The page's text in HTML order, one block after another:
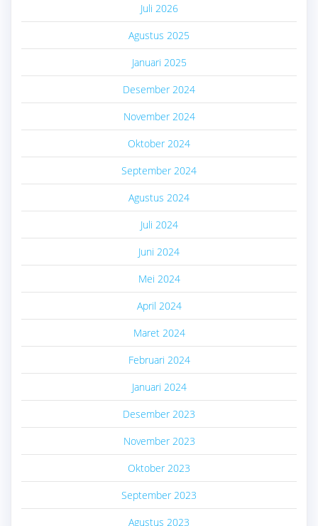
Juli 2026
Agustus 2025
Januari 2025
Desember 2024
November 2024
Oktober 2024
September 2024
Agustus 2024
Juli 2024
Juni 2024
Mei 2024
April 2024
Maret 2024
Februari 2024
Januari 2024
Desember 2023
November 2023
Oktober 2023
September 2023
Agustus 2023